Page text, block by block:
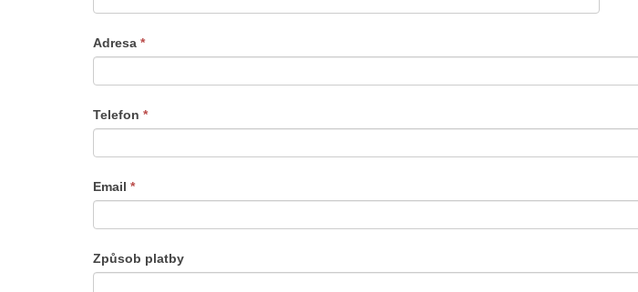
are
human,
leave
blank.
Adresa *
Telefon *
Email *
Způsob platby